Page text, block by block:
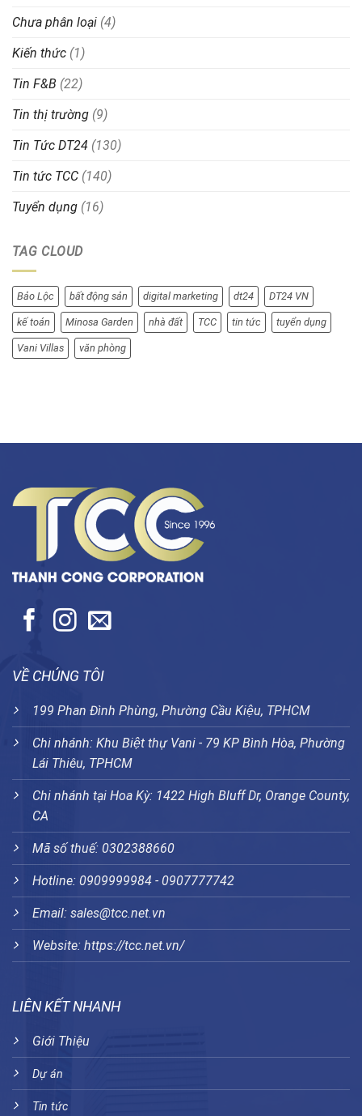
Chưa phân loại (4)
Kiến thức (1)
Tin F&B (22)
Tin thị trường (9)
Tin Tức DT24 (130)
Tin tức TCC (140)
Tuyển dụng (16)
TAG CLOUD
Bảo Lộc bất động sản digital marketing dt24 DT24 VN
kế toán Minosa Garden nhà đất TCC tin tức tuyển dụng
Vani Villas văn phòng
VỀ CHÚNG TÔI
199 Phan Đình Phùng, Phường Cầu Kiệu, TPHCM
Chi nhánh: Khu Biệt thự Vani - 79 KP Bình Hòa, Phường
Lái Thiêu, TPHCM
Chi nhánh tại Hoa Kỳ: 1422 High Bluff Dr, Orange County,
CA
Mã số thuế: 0302388660
Hotline: 0909999984 - 0907777742
Email: sales@tcc.net.vn
Website: https://tcc.net.vn/
LIÊN KẾT NHANH
Giới Thiệu
Dự án
Tin tức